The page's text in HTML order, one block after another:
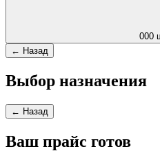
000
← Назад
Выбор назначения
← Назад
Ваш прайс готов